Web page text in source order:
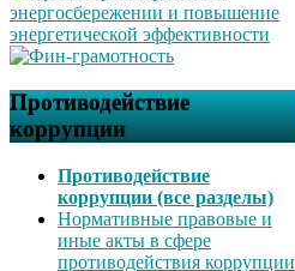
Противодействие
коррупции
Противодействие
коррупции (все разделы)
Нормативные правовые и
иные акты в сфере
противодействия коррупции